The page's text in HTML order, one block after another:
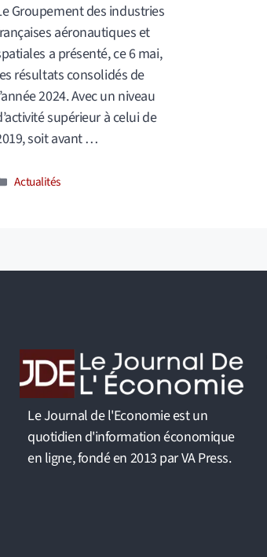
Groupement des industries
aéronautiques et
a présenté, ce 6 mai,
résultats consolidés de
2024. Avec un niveau
supérieur à celui de
soit avant …
Catégories
Actualités
Le Journal de l'Economie est un
quotidien d'information économique
en ligne, fondé en 2013 par VA Press.